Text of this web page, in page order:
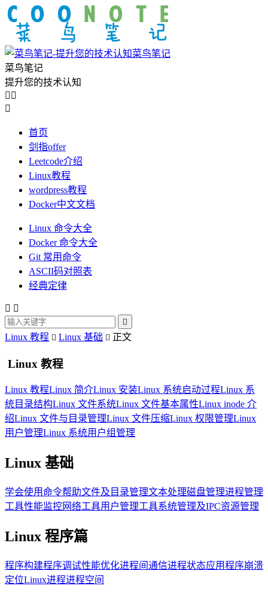
菜鸟笔记
菜鸟笔记
提升您的技术认知
 

首页
剑指offer
Leetcode介绍
Linux教程
wordpress教程
Docker中文文档
Linux 命令大全
Docker 命令大全
Git 常用命令
ASCII码对照表
经典定律
 

Linux 教程  Linux 基础  正文
Linux 教程
Linux 教程Linux 简介Linux 安装Linux 系统启动过程Linux 系
统目录结构Linux 文件系统Linux 文件基本属性Linux inode 介
绍Linux 文件与目录管理Linux 文件压缩Linux 权限管理Linux
用户管理Linux 系统用户组管理
Linux 基础
学会使用命令帮助文件及目录管理文本处理磁盘管理进程管理
工具性能监控网络工具用户管理工具系统管理及IPC资源管理
Linux 程序篇
程序构建程序调试性能优化进程间通信进程状态应用程序崩溃
定位Linux进程进程空间